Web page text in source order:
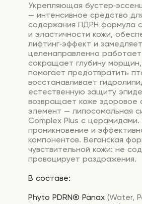
Укрепляющая
— интенсивное средство
содержания ПДРН формула
и эластичности кожи,
лифтинг‑эффект и замедляет
целенаправленно работает
сокращает глубину морщин,
помогает предотвратить
восстанавливает
естественную защиту
возвращает коже здоровое
элемент — липосомальная
Complex Plus с церамидами.
проникновение и
компонентов. Веганская
чувствительной кожи: не
провоцирует раздражения.
В составе:
Phyto PDRN® Panax (Water,